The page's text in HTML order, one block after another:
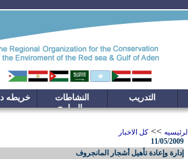
خريطه
النشاطات
والبرامج
التدريب
الرئيسيه >> كل الاخبار
11/05/2009
إدارة وإعادة تأهيل أشجار المانجروف